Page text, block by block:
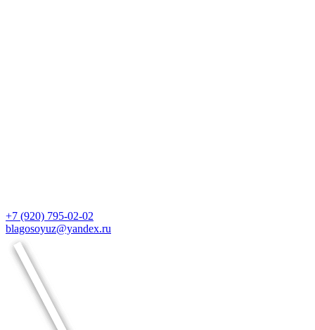
+7 (920) 795-02-02
blagosoyuz@yandex.ru